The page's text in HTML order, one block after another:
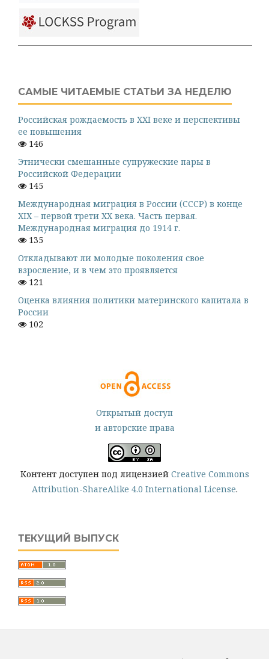
САМЫЕ ЧИТАЕМЫЕ СТАТЬИ ЗА НЕДЕЛЮ
Российская рождаемость в XXI веке и перспективы
ее повышения
146
Этнически смешанные супружеские пары в
Российской Федерации
145
Международная миграция в России (СССР) в конце
XIX – первой трети XX века. Часть первая.
Международная миграция до 1914 г.
135
Откладывают ли молодые поколения свое
взросление, и в чем это проявляется
121
Оценка влияния политики материнского капитала в
России
102
Открытый доступ
и авторские права
Контент доступен под лицензией Creative Commons
Attribution-ShareAlike 4.0 International License.
ТЕКУЩИЙ ВЫПУСК